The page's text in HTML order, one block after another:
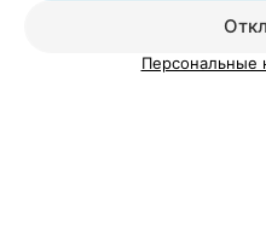
Персональные